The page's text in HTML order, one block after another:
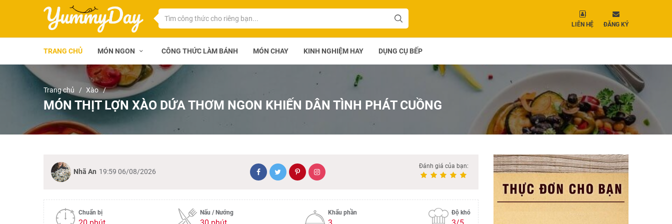
LIÊN HỆ ĐĂNG KÝ
TRANG CHỦ MÓN NGON CÔNG THỨC LÀM BÁNH MÓN CHAY KINH NGHIỆM HAY DỤNG CỤ BẾP
Trang chủ Xào
MÓN THỊT LỢN XÀO DỨA THƠM NGON KHIẾN DÂN TÌNH PHÁT CUỒNG
Nhã An 19:59 06/08/2026
Đánh giá của bạn:
Chuẩn bị Nấu / Nướng Khẩu phần Độ khó